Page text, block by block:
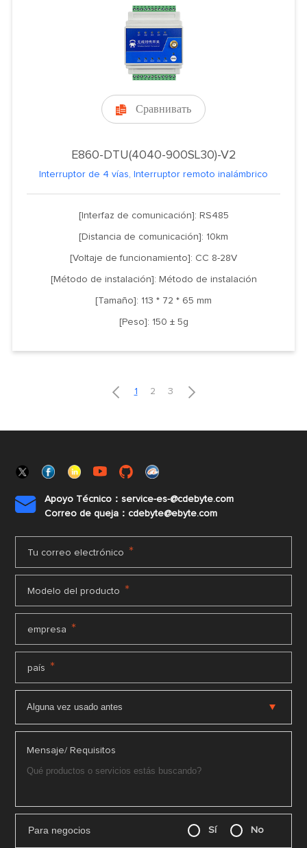
 Сравнивать
E860-DTU(4040-900SL30)-V2
Interruptor de 4 vías, Interruptor remoto inalámbrico
[Interfaz de comunicación]: RS485
[Distancia de comunicación]: 10km
[Voltaje de funcionamiento]: CC 8-28V
[Método de instalación]: Método de instalación
[Tamaño]: 113 * 72 * 65 mm
[Peso]: 150 ± 5g
 1 2 3 

Apoyo Técnico：service-es-@cdebyte.com
Correo de queja：cdebyte@ebyte.com
Tu correo electrónico *
Modelo del producto *
empresa *
país *
Mensaje/ Requisitos
Para negocios Sí No